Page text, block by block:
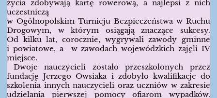
życia zdobywają kartę rowerową, a najlepsi z nich
uczestniczą
w Ogólnopolskim Turnieju Bezpieczeństwa w Ruchu
Drogowym, w którym osiągają znaczące sukcesy.
Od kilku lat, corocznie, wygrywali zawody gminne
i powiatowe, a w zawodach wojewódzkich zajęli IV
miejsce.
Dwoje nauczycieli zostało przeszkolonych przez
fundację Jerzego Owsiaka i zdobyło kwalifikacje do
szkolenia innych nauczycieli oraz uczniów w zakresie
udzielania pierwszej pomocy ofiarom wypadków.